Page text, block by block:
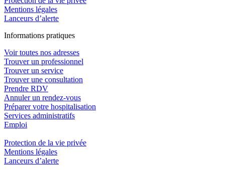
Mentions légales
Lanceurs d’alerte
Informations pratiques
Voir toutes nos adresses
Trouver un professionnel
Trouver un service
Trouver une consultation
Prendre RDV
Annuler un rendez-vous
Préparer votre hospitalisation
Services administratifs
Emploi​
Protection de la vie privée
Mentions légales
Lanceurs d’alerte